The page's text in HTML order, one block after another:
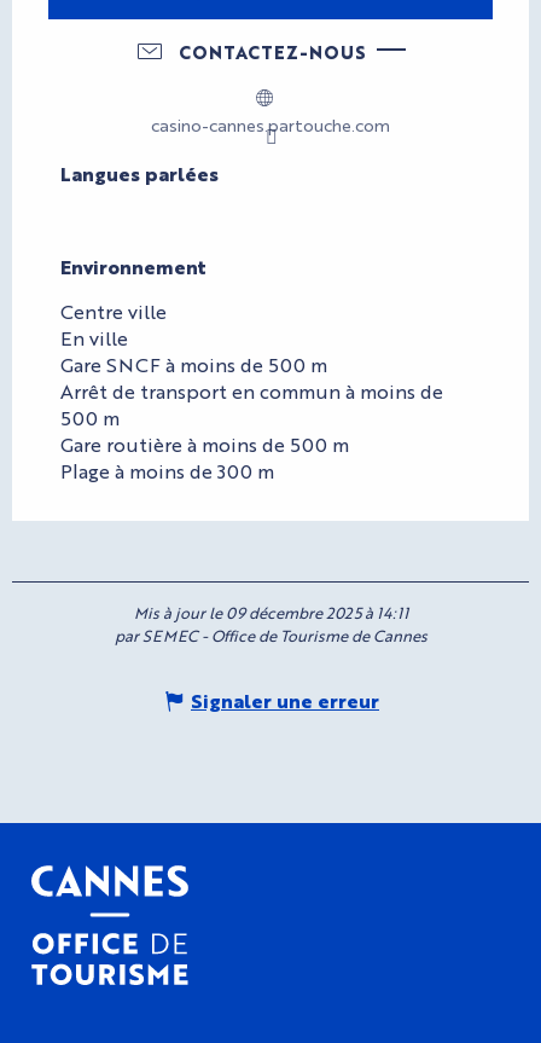
CONTACTEZ-NOUS
casino-cannes.partouche.com
Langues parlées
Langues parlées
Environnement
Environnement
Centre ville
En ville
Gare SNCF à moins de 500 m
Arrêt de transport en commun à moins de
500 m
Gare routière à moins de 500 m
Plage à moins de 300 m
Mis à jour le 09 décembre 2025 à 14:11
par SEMEC - Office de Tourisme de Cannes
Signaler une erreur